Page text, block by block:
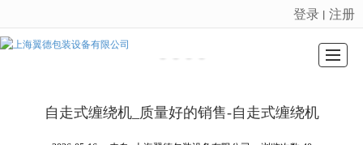
很遗憾，因您的浏览器版本过低导致无法获得最佳浏览体验，推荐下载安装谷歌浏览器！
登录 丨 注册
自走式缠绕机_质量好的销售-自走式缠绕机